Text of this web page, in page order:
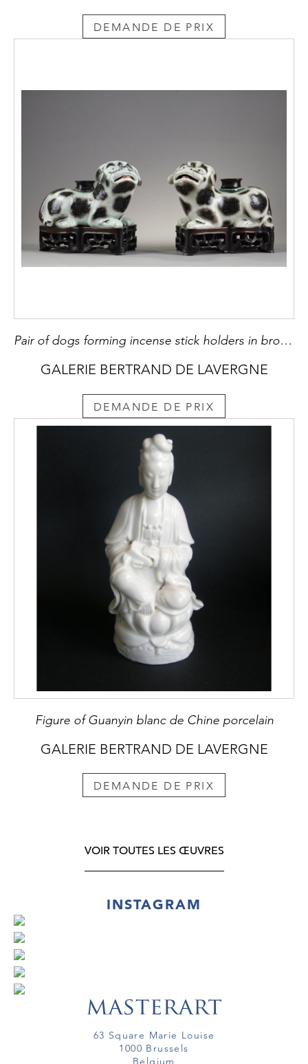
DEMANDE DE PRIX
Pair of dogs forming incense stick holders in brown speckled porcelain on beige background
GALERIE BERTRAND DE LAVERGNE
DEMANDE DE PRIX
Figure of Guanyin blanc de Chine porcelain
GALERIE BERTRAND DE LAVERGNE
DEMANDE DE PRIX
VOIR TOUTES LES ŒUVRES
INSTAGRAM
63 Square Marie Louise
1000 Brussels
Belgium